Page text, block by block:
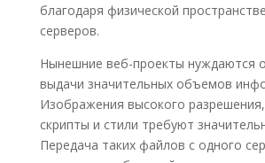
благодаря физической
серверов.
Нынешние веб-проекты нуждаются
выдачи значительных объемов
Изображения высокого
скрипты и стили требуют
Передача таких файлов с одного